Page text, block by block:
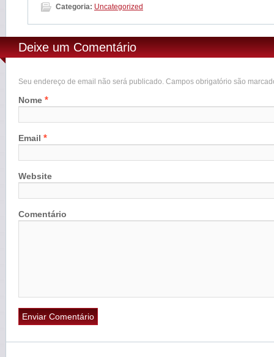
Categoria: Uncategorized
Deixe um Comentário
Seu endereço de email não será publicado. Campos obrigatório são
Nome *
Email *
Website
Comentário